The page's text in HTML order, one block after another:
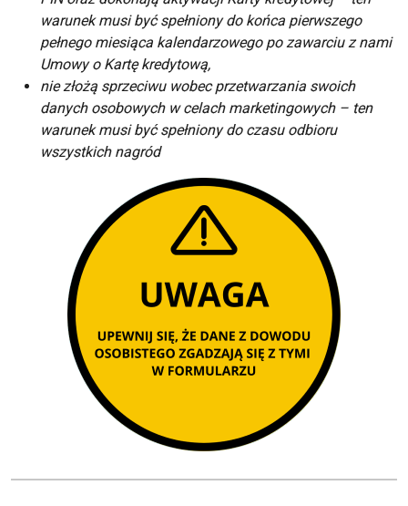
warunek musi być spełniony do końca pierwszego
pełnego miesiąca kalendarzowego po zawarciu z nami
Umowy o Kartę kredytową,
nie złożą sprzeciwu wobec przetwarzania swoich
danych osobowych w celach marketingowych – ten
warunek musi być spełniony do czasu odbioru
wszystkich nagród